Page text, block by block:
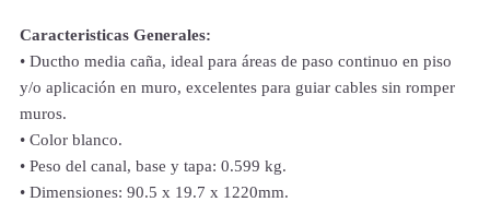
Caracteristicas Generales:
• Ductho media caña, ideal para áreas de paso continuo en piso
y/o aplicación en muro, excelentes para guiar cables sin romper
muros.
• Color blanco.
• Peso del canal, base y tapa: 0.599 kg.
• Dimensiones: 90.5 x 19.7 x 1220mm.